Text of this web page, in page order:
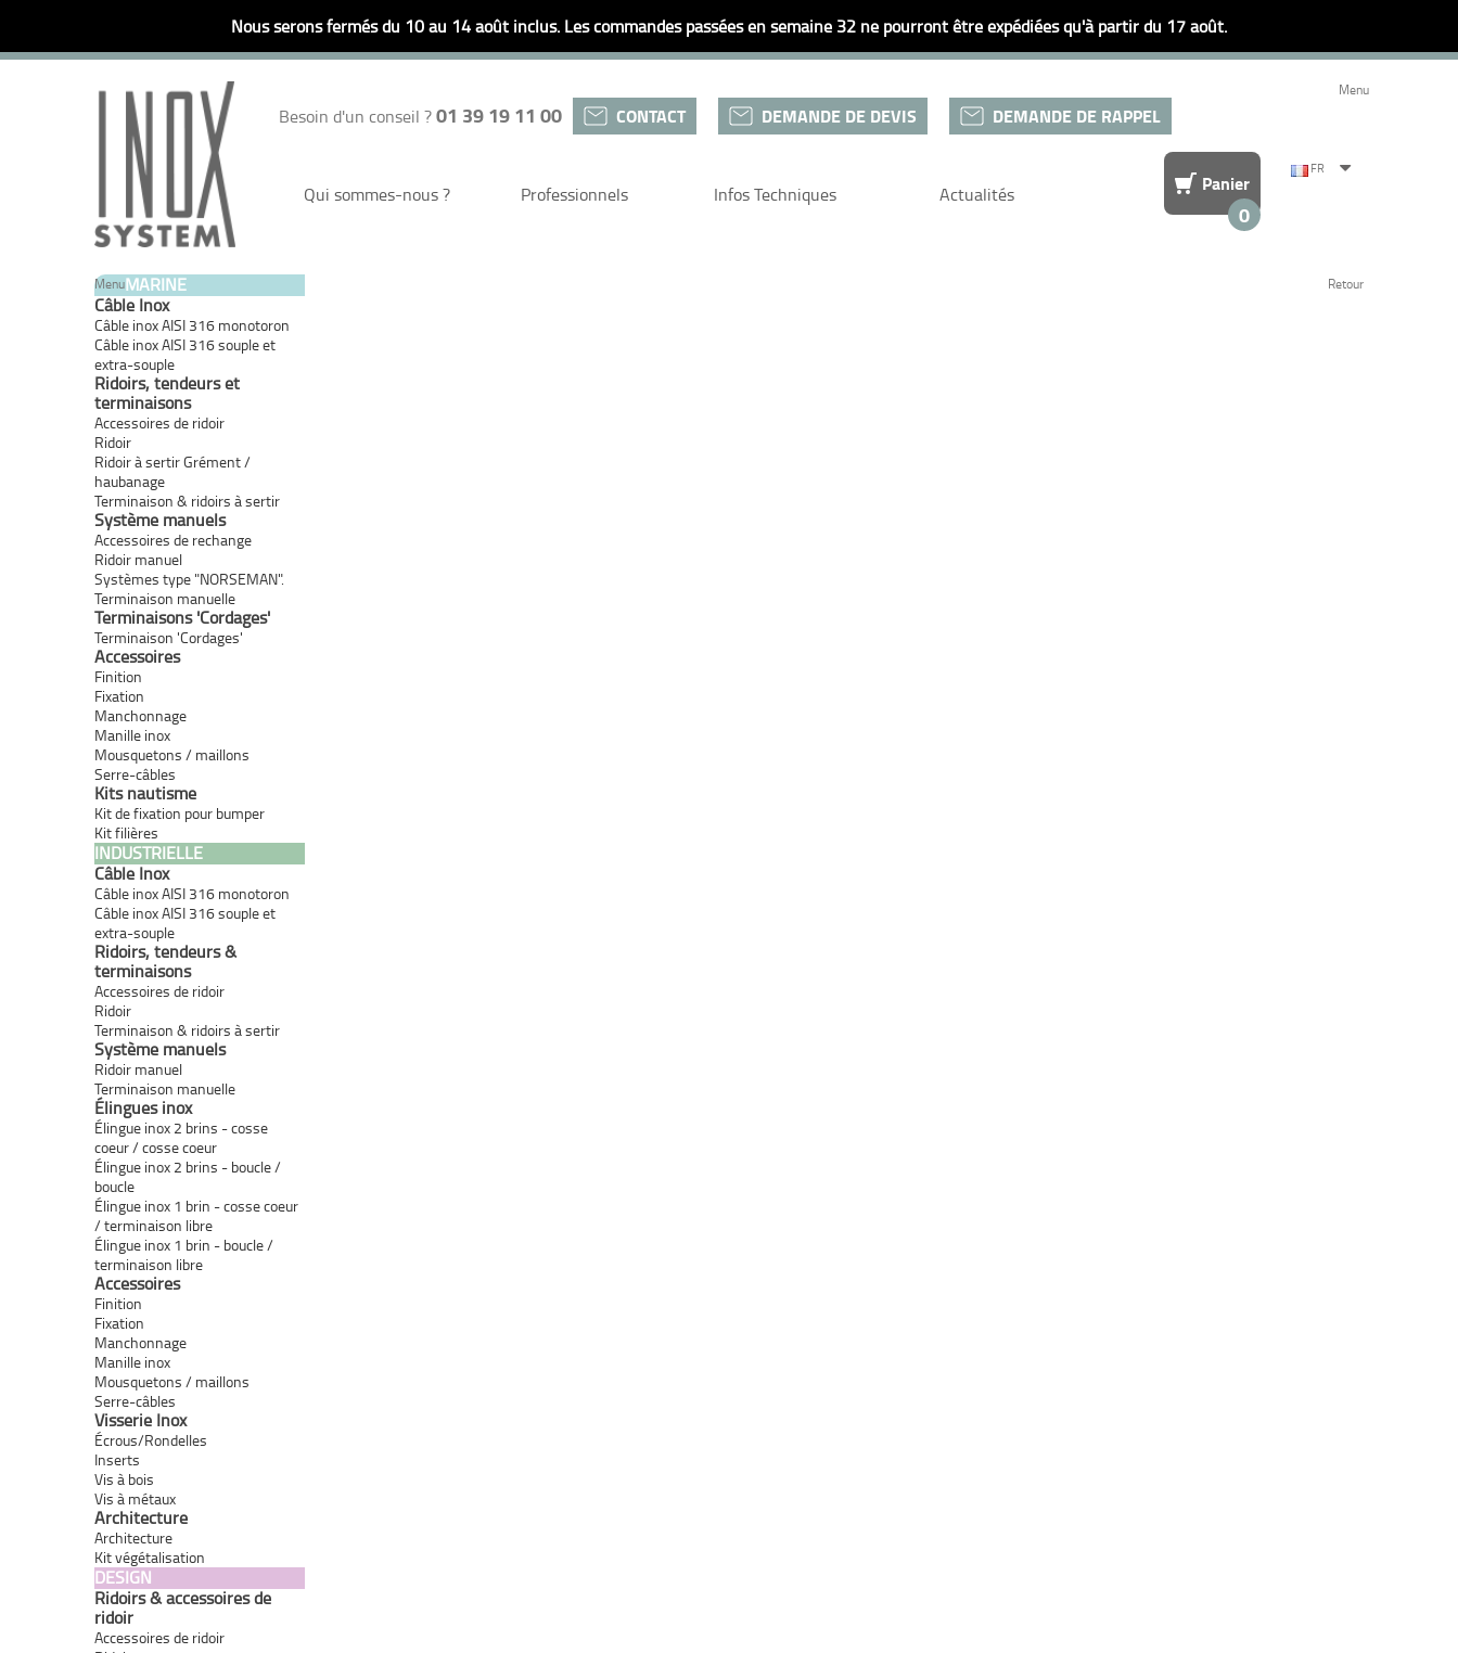
Nous serons fermés du 10 au 14 août inclus. Les commandes passées en semaine 32 ne pourront être expédiées qu'à partir du 17 août.
Besoin d'un conseil ?01 39 19 11 00 CONTACT DEMANDE DE DEVIS DEMANDE DE RAPPEL
Qui sommes-nous ? Professionnels Infos Techniques Actualités Panier
0
FR
Menu
Menu Retour
MARINE
Câble Inox
Câble inox AISI 316 monotoron
Câble inox AISI 316 souple et
extra-souple
Ridoirs, tendeurs et
terminaisons
Accessoires de ridoir
Ridoir
Ridoir à sertir Grément /
haubanage
Terminaison & ridoirs à sertir
Système manuels
Accessoires de rechange
Ridoir manuel
Systèmes type "NORSEMAN".
Terminaison manuelle
Terminaisons 'Cordages'
Terminaison 'Cordages'
Accessoires
Finition
Fixation
Manchonnage
Manille inox
Mousquetons / maillons
Serre-câbles
Kits nautisme
Kit de fixation pour bumper
Kit filières
INDUSTRIELLE
Câble Inox
Câble inox AISI 316 monotoron
Câble inox AISI 316 souple et
extra-souple
Ridoirs, tendeurs &
terminaisons
Accessoires de ridoir
Ridoir
Terminaison & ridoirs à sertir
Système manuels
Ridoir manuel
Terminaison manuelle
Élingues inox
Élingue inox 2 brins - cosse
coeur / cosse coeur
Élingue inox 2 brins - boucle /
boucle
Élingue inox 1 brin - cosse coeur
/ terminaison libre
Élingue inox 1 brin - boucle /
terminaison libre
Accessoires
Finition
Fixation
Manchonnage
Manille inox
Mousquetons / maillons
Serre-câbles
Visserie Inox
Écrous/Rondelles
Inserts
Vis à bois
Vis à métaux
Architecture
Architecture
Kit végétalisation
DESIGN
Ridoirs & accessoires de
ridoir
Accessoires de ridoir